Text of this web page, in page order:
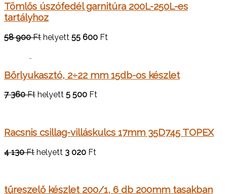
Tömlős úszófedél garnitúra 200L-250L-es
tartályhoz
58 900 Ft helyett 55 600 Ft
Bőrlyukasztó, 2÷22 mm 15db-os készlet
7 360 Ft helyett 5 500 Ft
Racsnis csillag-villáskulcs 17mm 35D745 TOPEX
4 130 Ft helyett 3 020 Ft
tűreszelő készlet 200/1, 6 db 200mm tasakban